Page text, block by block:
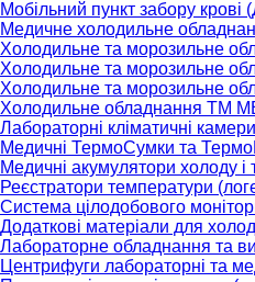
Мобільний пункт забору крові
Медичне холодильне
Холодильне та морозильне
Холодильне та морозильне
Холодильне та морозильне
Холодильне обладнання TM
Лабораторні кліматичні камери
Медичні ТермоСумки та
Медичні акумулятори холоду і
Реєстратори температури
Система цілодобового
Додаткові матеріали для
Лабораторне обладнання та
Центрифуги лабораторні та